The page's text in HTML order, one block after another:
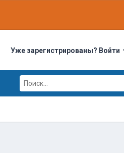
Уже зарегистрированы? Войти